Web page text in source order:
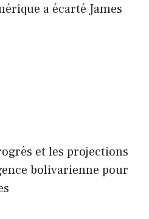
a écarté James
et les projections
bolivarienne pour